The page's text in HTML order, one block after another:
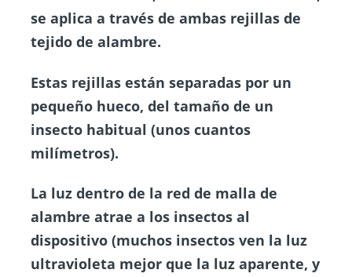
se aplica a través de ambas rejillas de
tejido de alambre.
Estas rejillas están separadas por un
pequeño hueco, del tamaño de un
insecto habitual (unos cuantos
milímetros).
La luz dentro de la red de malla de
alambre atrae a los insectos al
dispositivo (muchos insectosven la luz
ultravioleta mejor que la luz aparente, y